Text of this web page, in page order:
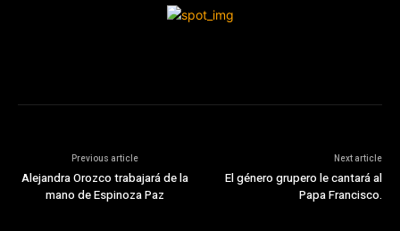
Previous article
Alejandra Orozco trabajará de la
mano de Espinoza Paz
Next article
El género grupero le cantará al
Papa Francisco.